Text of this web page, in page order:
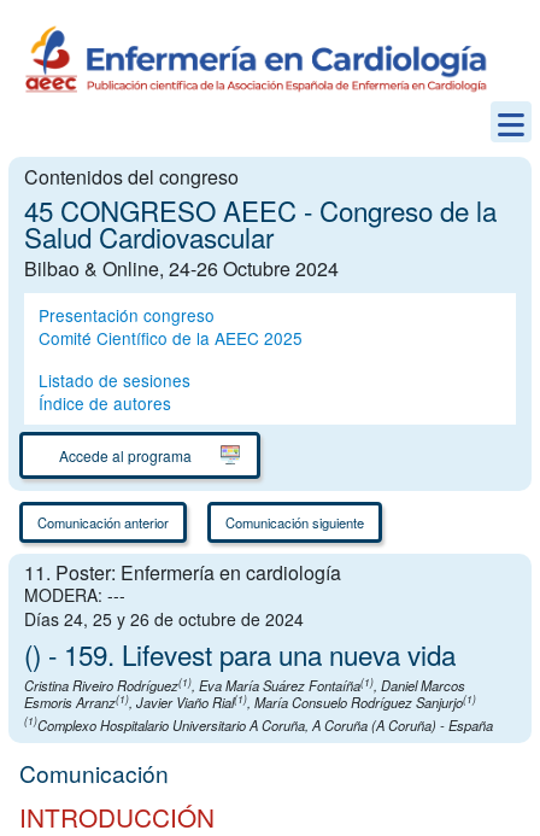
Contenidos del congreso
45 CONGRESO AEEC - Congreso de la
Salud Cardiovascular
Bilbao & Online, 24-26 Octubre 2024
Presentación congreso
Comité Científico de la AEEC 2025
Listado de sesiones
Índice de autores
Accede al programa
Comunicación anterior Comunicación siguiente
11. Poster: Enfermería en cardiología
MODERA: ---
Días 24, 25 y 26 de octubre de 2024
() - 159. Lifevest para una nueva vida
Cristina Riveiro Rodríguez(1),Eva María Suárez Fontaíña(1),Daniel Marcos
Esmoris Arranz(1),Javier Viaño Rial(1),María Consuelo Rodríguez Sanjurjo(1)
(1)Complexo Hospitalario Universitario A Coruña, A Coruña (A Coruña) - España
Comunicación
INTRODUCCIÓN